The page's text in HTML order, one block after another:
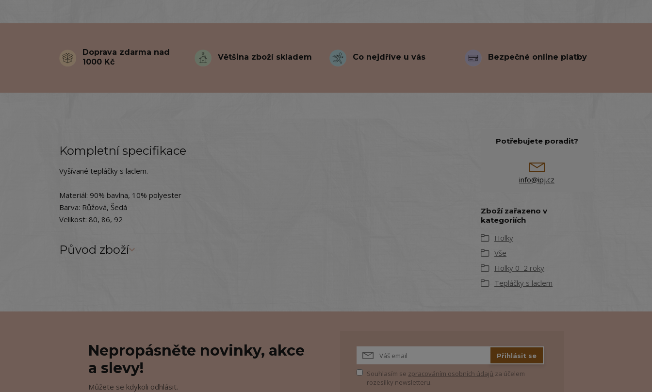
Doprava zdarma nad
1000 Kč
Většina zboží skladem Co nejdříve u vás Bezpečné online platby
Kompletní specifikace
Vyšívané tepláčky s laclem.
Materiál: 90% bavlna, 10% polyester
Barva: Růžová, Šedá
Velikost: 80, 86, 92
Původ zboží
Potřebujete poradit?
info@ipj.cz
Zboží zařazeno v
kategoriích
Holky
Vše
Holky 0–2 roky
Tepláčky s laclem
Nepropásněte novinky, akce
a slevy!
Můžete se kdykoli odhlásit.
Přihlásit se
Souhlasím se zpracováním osobních údajů za účelem
rozesílky newsletteru.